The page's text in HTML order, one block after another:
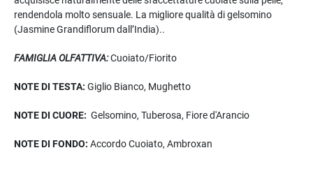
rendendola molto sensuale. La migliore qualità di gelsomino
(Jasmine Grandiflorum dall’India)..
FAMIGLIA OLFATTIVA:Cuoiato/Fiorito
NOTE DI TESTA: Giglio Bianco, Mughetto
NOTE DI CUORE: Gelsomino, Tuberosa, Fiore d'Arancio
NOTE DI FONDO: Accordo Cuoiato, Ambroxan